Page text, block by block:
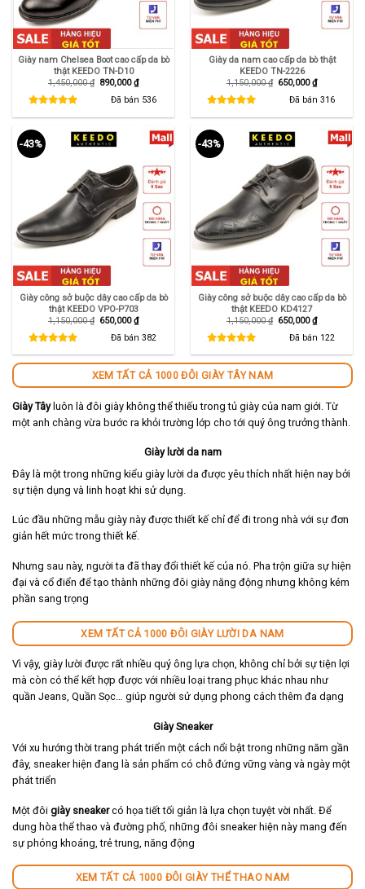
Giày nam Chelsea Boot cao cấp da bò
thật KEEDO TN-D10
1,450,000₫ Giá
890,000₫Giá
hiện
tại
Đã bán 536
Giày da nam cao cấp da bò thật
KEEDO TN-2226
1,150,000₫ Giá
650,000₫Giá
hiện
tại
Đã bán 316
-43%
Giày công sở buộc dây cao cấp da bò
thật KEEDO VPO-P703
1,150,000₫ Giá
1,150,000 ₫.
650,000₫Giá
hiện
tại
là:
650,000 ₫.
Đã bán 382
-43%
Giày công sở buộc dây cao cấp da bò
thật KEEDO KD4127
1,150,000₫ Giá
1,150,000 ₫.
650,000₫Giá
hiện
tại
là:
650,000 ₫.
Đã bán 122
XEM TẤT CẢ 1000 ĐÔI GIÀY TÂY NAM
Giày Tâyluôn là đôi giày không thể thiếu trong tủ giày của nam giới. Từ
một anh chàng vừa bước ra khỏi trường lớp cho tới quý ông trưởng thành.
Giày lười da nam
Đây là một trong những kiểu giày lười da được yêu thích nhất hiện nay bởi
sự tiện dụng và linh hoạt khi sử dụng.
Lúc đầu những mẫu giày này được thiết kế chỉ để đi trong nhà với sự đơn
giản hết mức trong thiết kế.
Nhưng sau này, người ta đã thay đổi thiết kế của nó. Pha trộn giữa sự hiện
đại và cổ điển để tạo thành những đôi giày năng động nhưng không kém
phần sang trọng
XEM TẤT CẢ 1000 ĐÔI GIÀY LƯỜI DA NAM
Vì vậy, giày lười được rất nhiều quý ông lựa chọn, không chỉ bởi sự tiện lợi
mà còn có thể kết hợp được với nhiều loại trang phục khác nhau như
quần Jeans, Quần Sọc… giúp người sử dụng phong cách thêm đa dạng
Giày Sneaker
Với xu hướng thời trang phát triển một cách nổi bật trong những năm gần
đây, sneaker hiện đang là sản phẩm có chỗ đứng vững vàng và ngày một
phát triển
Một đôi giày sneakercó họa tiết tối giản là lựa chọn tuyệt vời nhất. Để
dung hòa thể thao và đường phố, những đôi sneaker hiện này mang đến
sự phóng khoáng, trẻ trung, năng động
XEM TẤT CẢ 1000 ĐÔI GIÀY THỂ THAO NAM